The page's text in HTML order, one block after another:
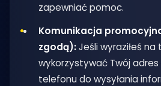
zapewniać pomoc.
Komunikacja
zgodą):Jeśli wyraziłeś
wykorzystywać Twój
telefonu do wysyłania